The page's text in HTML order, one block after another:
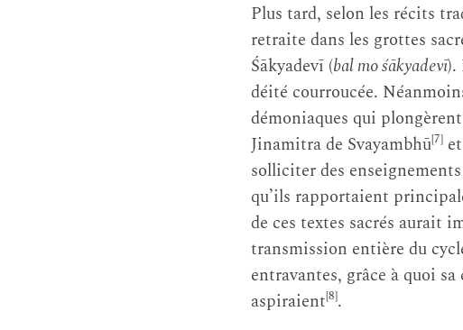
Plus tard, selon les récits
retraite dans les grottes
Śākyadevī (bal mo śākyadevī).
déité courroucée.
démoniaques qui
Jinamitra de Svayambhū[7]
solliciter des
qu’ils rapportaient
de ces textes sacrés aurait
transmission entière du
entravantes, grâce à quoi
aspiraient[8].